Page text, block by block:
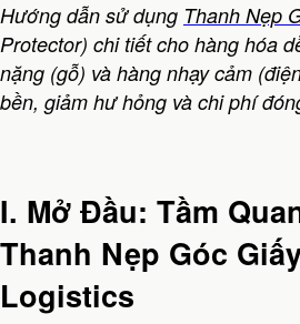
Hướng dẫn sử dụng Thanh Nẹp
Protector) chi tiết cho hàng hóa
nặng (gỗ) và hàng nhạy cảm
bền, giảm hư hỏng và chi phí
I. Mở Đầu: Tầm
Thanh Nẹp Góc
Logistics